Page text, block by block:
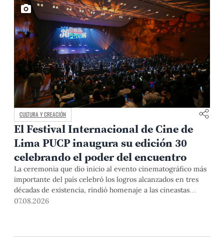
CULTURA Y CREACIÓN
El Festival Internacional de Cine de
Lima PUCP inaugura su edición 30
celebrando el poder del encuentro
La ceremonia que dio inicio al evento cinematográfico más
importante del país celebró los logros alcanzados en tres
décadas de existencia, rindió homenaje a las cineastas
Mariana Rondón y Marité Ugás, y planteó un llamado de
07.08.2026